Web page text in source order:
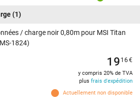
(1)
/ charge noir 0,80m pour MSI Titan
1824)
Actuellement non disponible
1916€
y compris 20% de TVA
plus frais d'expédition